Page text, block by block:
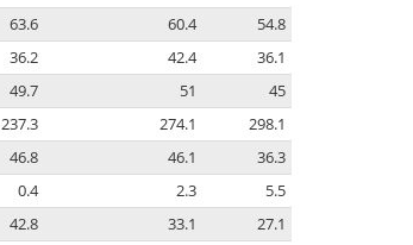
63.6 60.4
54.8
36.2 42.4
36.1
49.7 51
45
237.3 274.1
298.1
46.8 46.1
36.3
0.4 2.3
5.5
42.8 33.1
27.1